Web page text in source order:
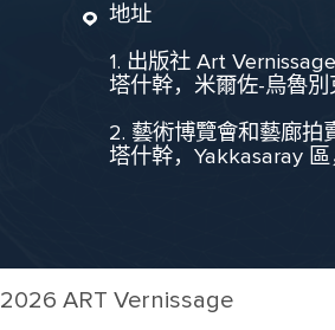
地址
1. 出版社 Art Vernissage
塔什幹，米爾佐-烏魯
2. 藝術博覽會和藝廊拍
塔什幹，Yakkasaray
2026 ART Vernissage